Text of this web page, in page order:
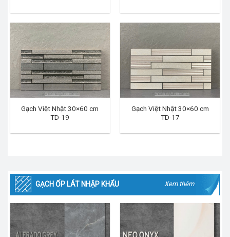
Gạch Việt Nhật 30×60 cm
TD-19
Gạch Việt Nhật 30×60 cm
TD-17
GẠCH ỐP LÁT NHẬP KHẨU Xem thêm